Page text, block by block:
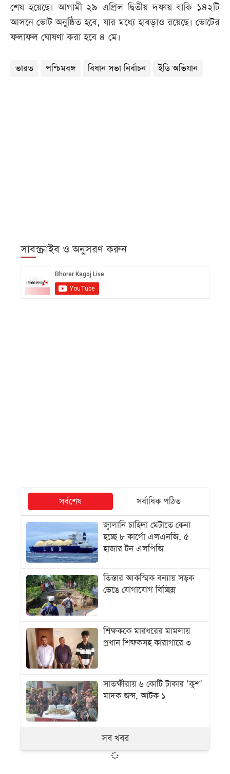
শেষ হয়েছে। আগামী ২৯ এপ্রিল দ্বিতীয় দফায় বাকি ১৪২টি
আসনে ভোট অনুষ্ঠিত হবে, যার মধ্যে হাবড়াও রয়েছে। ভোটের
ফলাফল ঘোষণা করা হবে ৪ মে।
ভারত পশ্চিমবঙ্গ বিধান সভা নির্বাচন ইডি অভিযান
সাবস্ক্রাইব ও অনুসরণ করুন
সর্বশেষ
সর্বাধিক পঠিত
জ্বালানি চাহিদা মেটাতে কেনা
হচ্ছে ৮ কার্গো এলএনজি, ৫
হাজার টন এলপিজি
তিস্তার আকস্মিক বন্যায় সড়ক
ভেঙে যোগাযোগ বিচ্ছিন্ন
শিক্ষককে মারধরের মামলায়
প্রধান শিক্ষকসহ কারাগারে ৩
সাতক্ষীরায় ৬ কোটি টাকার ‘কুশ’
মাদক জব্দ, আটক ১
সব খবর